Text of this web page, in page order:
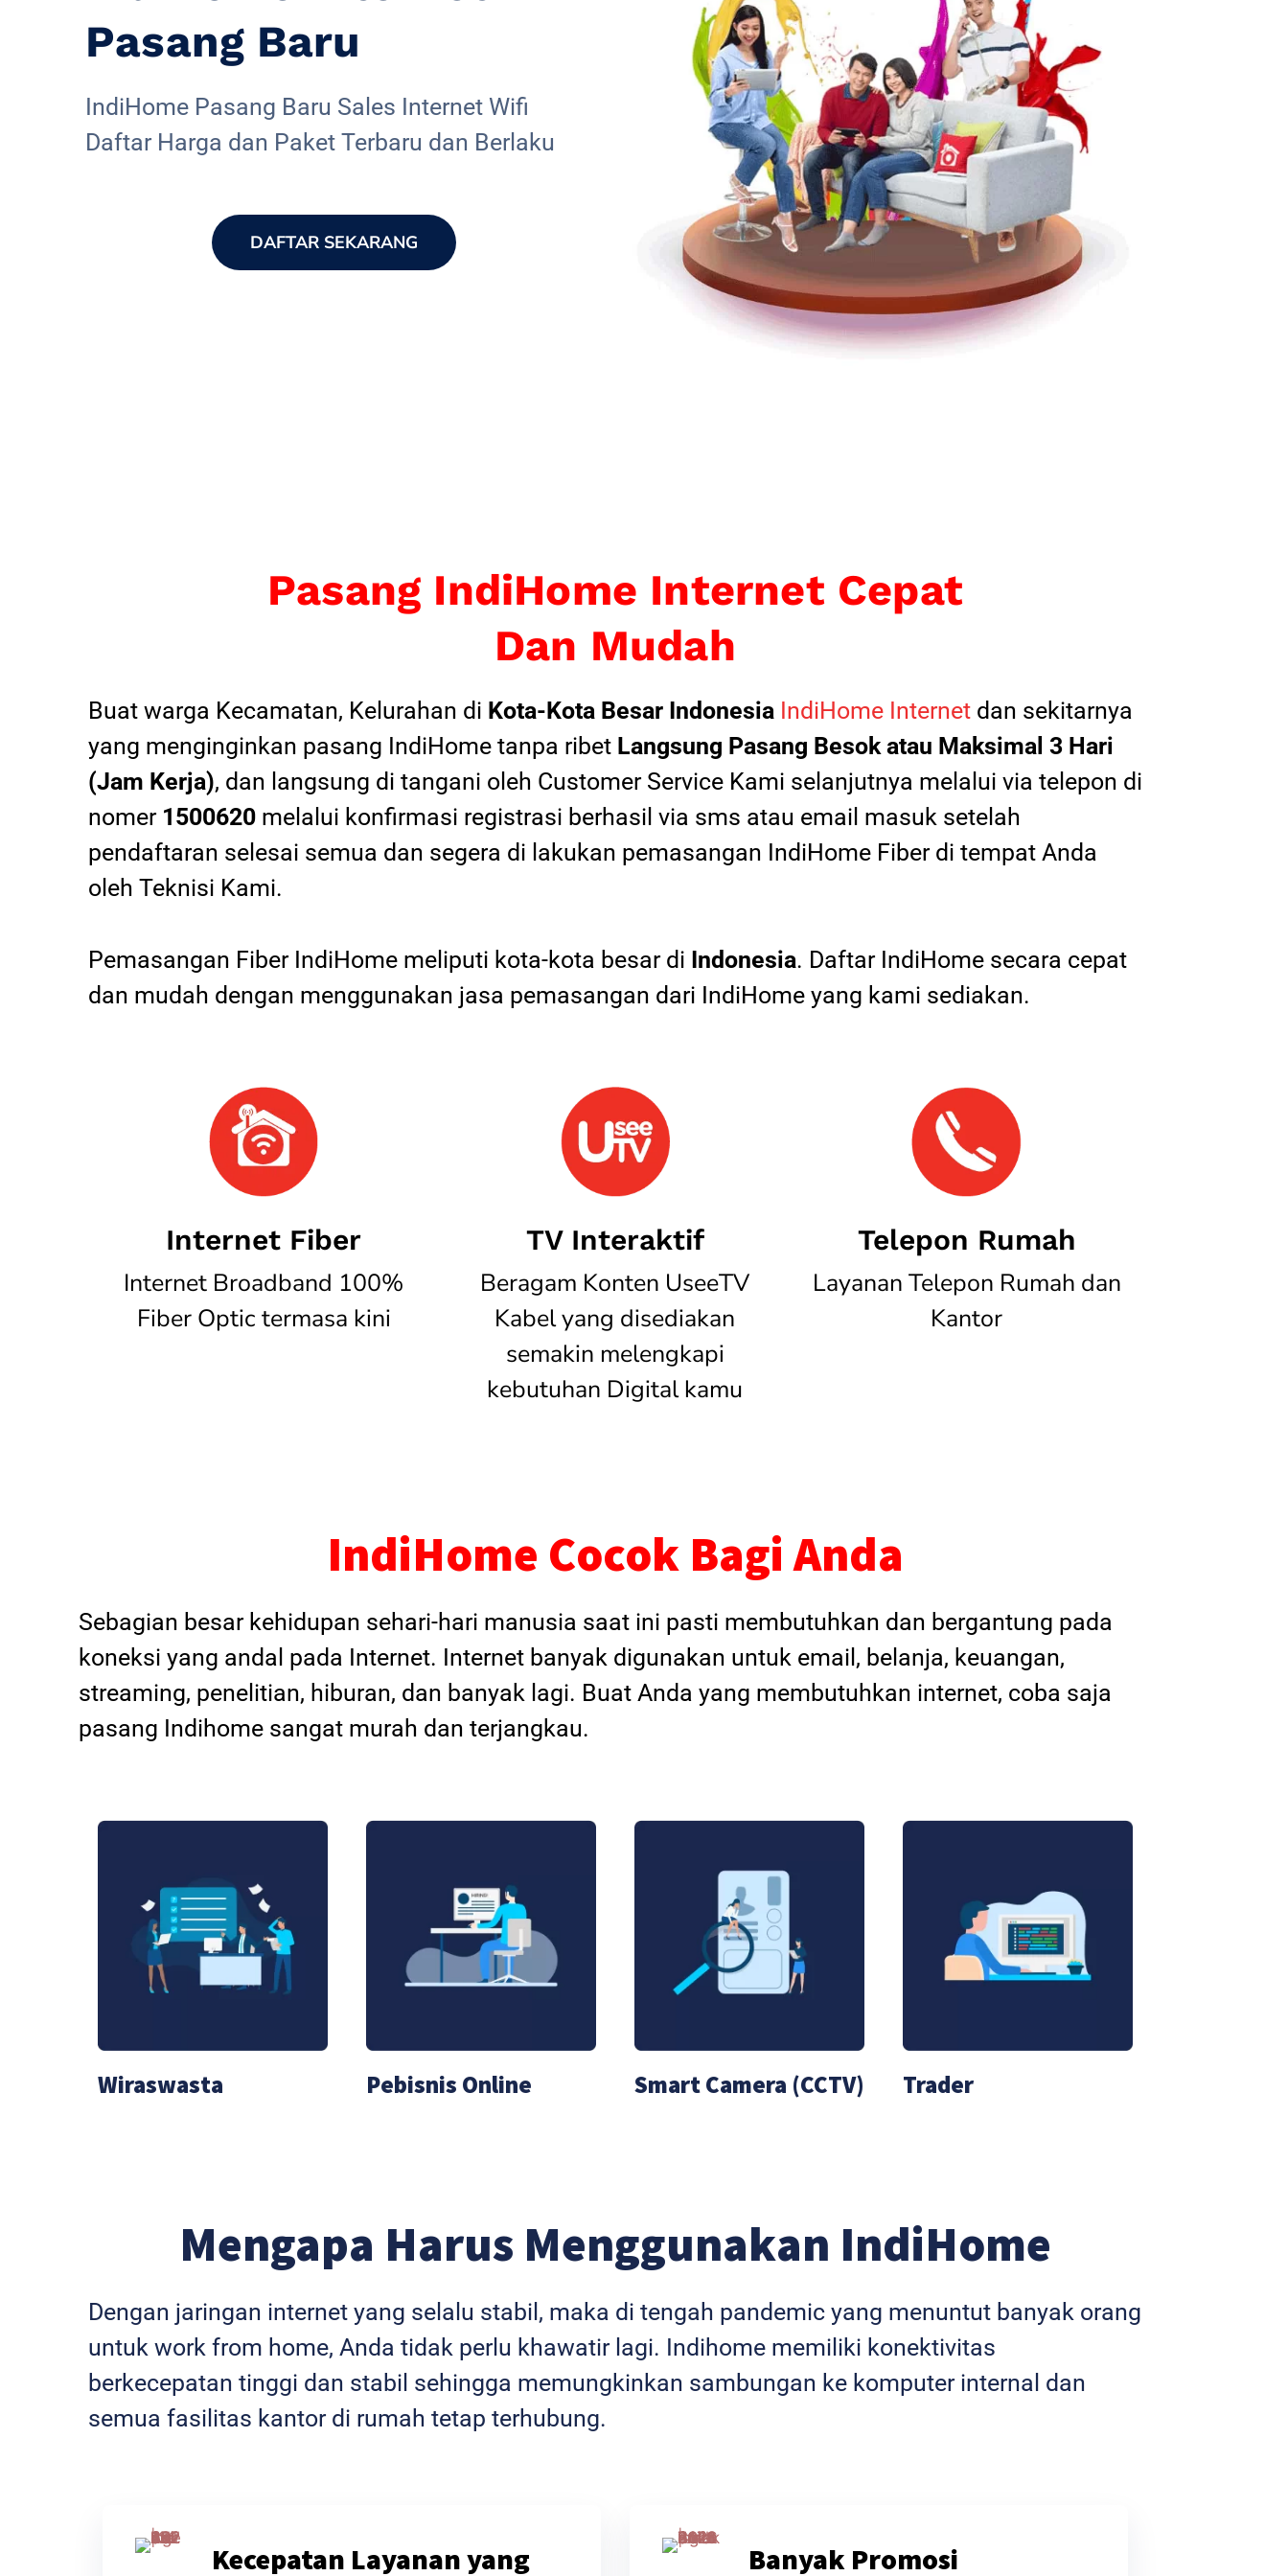
Pasang Baru
IndiHome Pasang Baru Sales Internet Wifi
Daftar Harga dan Paket Terbaru dan Berlaku
DAFTAR SEKARANG
Pasang IndiHome Internet Cepat
Dan Mudah
Buat warga Kecamatan, Kelurahan di Kota-Kota Besar Indonesia IndiHome Internet dan sekitarnya
yang menginginkan pasang IndiHome tanpa ribet Langsung Pasang Besok atau Maksimal 3 Hari
(Jam Kerja), dan langsung di tangani oleh Customer Service Kami selanjutnya melalui via telepon di
nomer 1500620 melalui konfirmasi registrasi berhasil via sms atau email masuk setelah
pendaftaran selesai semua dan segera di lakukan pemasangan IndiHome Fiber di tempat Anda
oleh Teknisi Kami.
Pemasangan Fiber IndiHome meliputi kota-kota besar di Indonesia. Daftar IndiHome secara cepat
dan mudah dengan menggunakan jasa pemasangan dari IndiHome yang kami sediakan.
Internet Fiber
Internet Broadband 100%
Fiber Optic termasa kini
TV Interaktif
Beragam Konten UseeTV
Kabel yang disediakan
semakin melengkapi
kebutuhan Digital kamu
Telepon Rumah
Layanan Telepon Rumah dan
Kantor
IndiHome Cocok Bagi Anda
Sebagian besar kehidupan sehari-hari manusia saat ini pasti membutuhkan dan bergantung pada
koneksi yang andal pada Internet. Internet banyak digunakan untuk email, belanja, keuangan,
streaming, penelitian, hiburan, dan banyak lagi. Buat Anda yang membutuhkan internet, coba saja
pasang Indihome sangat murah dan terjangkau.
Wiraswasta Pebisnis Online Smart Camera (CCTV) Trader
Mengapa Harus Menggunakan IndiHome
Dengan jaringan internet yang selalu stabil, maka di tengah pandemic yang menuntut banyak orang
untuk work from home, Anda tidak perlu khawatir lagi. Indihome memiliki konektivitas
berkecepatan tinggi dan stabil sehingga memungkinkan sambungan ke komputer internal dan
semua fasilitas kantor di rumah tetap terhubung.
Kecepatan Layanan yang Banyak Promosi